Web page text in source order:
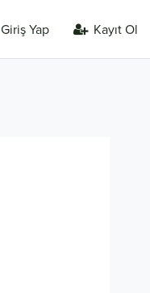
Giriş Yap Kayıt Ol